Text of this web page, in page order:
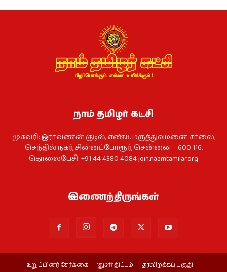
நாம் தமிழர் கட்சி
முகவரி: இராவணன் குடில், எண்.8. மருத்துவமனை சாலை,
செந்தில் நகர், சின்னப்போரூர், சென்னை – 600 116.
தொலைபேசி: +91 44 4380 4084join.naamtamilar.org
இணைந்திருங்கள்
உறுப்பினர் சேர்க்கை ‘துளி’ திட்டம்
தரவிறக்கப் பகுதி